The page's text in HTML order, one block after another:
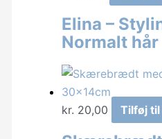
Elina –
Normalt hår
kr. 20,00 Tilføj